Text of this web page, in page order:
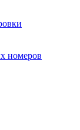
номеров